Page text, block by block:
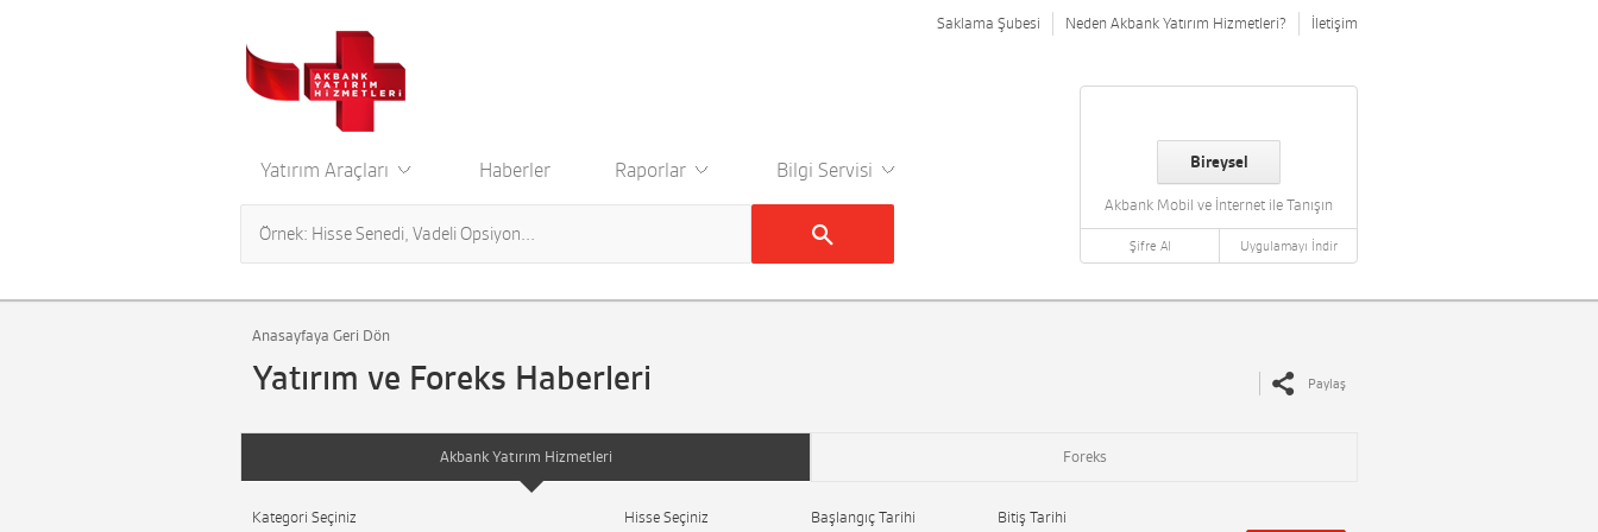
Saklama Şubesi Neden Akbank Yatırım Hizmetleri? İletişim
Bireysel
Akbank Mobil ve İnternet ile Tanışın
Şifre Al Uygulamayı İndir
Yatırım Araçları Haberler Raporlar Bilgi Servisi
Anasayfaya Geri Dön
Yatırım ve Foreks Haberleri Paylaş
Akbank Yatırım Hizmetleri Foreks
Kategori Seçiniz Hisse Seçiniz Başlangıç Tarihi Bitiş Tarihi